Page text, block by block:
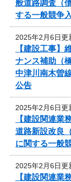
般道路調査（
する一般競争
2025年2月6日更
【建設工事
ナンス補助（
中津川南木曽
公告
2025年2月6日更
【建設関連
道路新設改良
に関する一般
2025年2月6日更
【建設関連業